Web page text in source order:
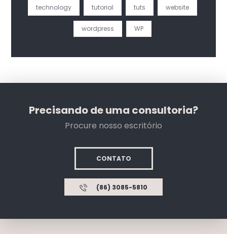
technology tutorial tuts website
wordpress WP
Precisando de uma consultoria?
Procure nosso escritório
CONTATO
(86) 3085-5810